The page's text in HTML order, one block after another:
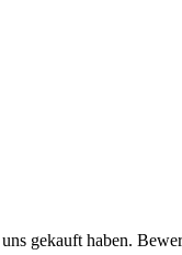
gekauft haben.